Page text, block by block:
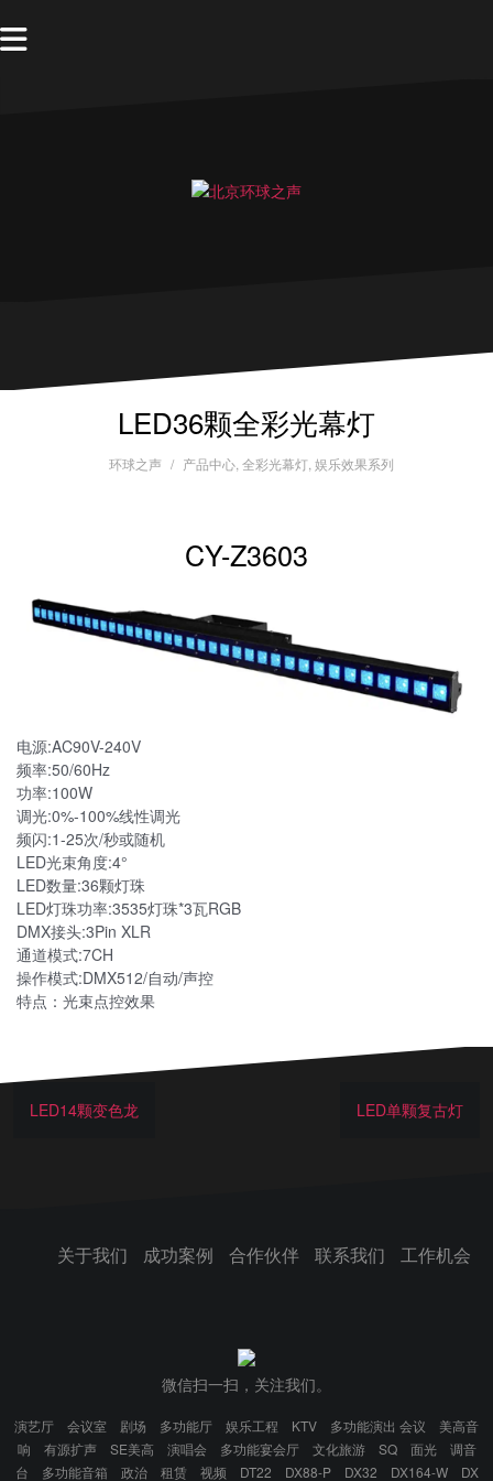
LED36颗全彩光幕灯
环球之声 产品中心, 全彩光幕灯, 娱乐效果系列
CY-Z3603
电源:AC90V-240V
频率:50/60Hz
功率:100W
调光:0%-100%线性调光
频闪:1-25次/秒或随机
LED光束角度:4°
LED数量:36颗灯珠
LED灯珠功率:3535灯珠*3瓦RGB
DMX接头:3Pin XLR
通道模式:7CH
操作模式:DMX512/自动/声控
特点：光束点控效果
LED14颗变色龙 LED单颗复古灯
关于我们 成功案例 合作伙伴 联系我们 工作机会
微信扫一扫，关注我们。
演艺厅 会议室 剧场 多功能厅 娱乐工程 KTV 多功能演出 会议
美高音
响
有源扩声 SE美高 演唱会 多功能宴会厅 文化旅游 SQ 面光
调音
台
多功能音箱 政治 租赁 视频 DT22 DX88-P DX32 DX164-W DX